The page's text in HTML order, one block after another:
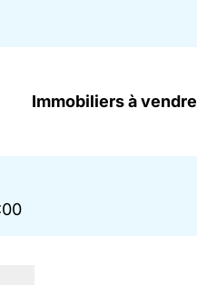
Immobiliers à vendre